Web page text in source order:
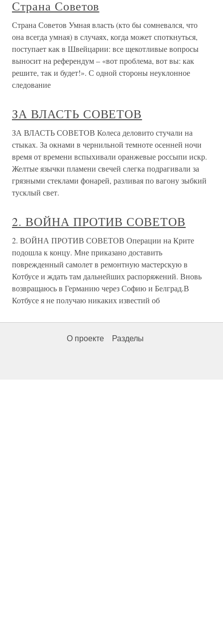
Страна Советов
Страна Советов Умная власть (кто бы сомневался, что
она всегда умная) в случаях, когда может споткнуться,
поступает как в Швейцарии: все щекотливые вопросы
выносит на референдум – «вот проблема, вот вы: как
решите, так и будет!». С одной стороны неуклонное
следование
ЗА ВЛАСТЬ СОВЕТОВ
ЗА ВЛАСТЬ СОВЕТОВ Колеса деловито стучали на
стыках. За окнами в чернильной темноте осенней ночи
время от времени вспыхивали оранжевые россыпи искр.
Желтые язычки пламени свечей слегка подрагивали за
грязными стеклами фонарей, разливая по вагону зыбкий
тусклый свет.
2. ВОЙНА ПРОТИВ СОВЕТОВ
2. ВОЙНА ПРОТИВ СОВЕТОВ Операции на Крите
подошла к концу. Мне приказано доставить
поврежденный самолет в ремонтную мастерскую в
Котбусе и ждать там дальнейших распоряжений. Вновь
возвращаюсь в Германию через Софию и Белград.В
Котбусе я не получаю никаких известий об
О проекте Разделы